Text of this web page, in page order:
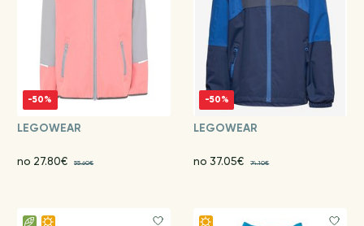
-50%
LEGOWEAR
no 27.80€ 55.60€
-50%
LEGOWEAR
no 37.05€ 74.10€